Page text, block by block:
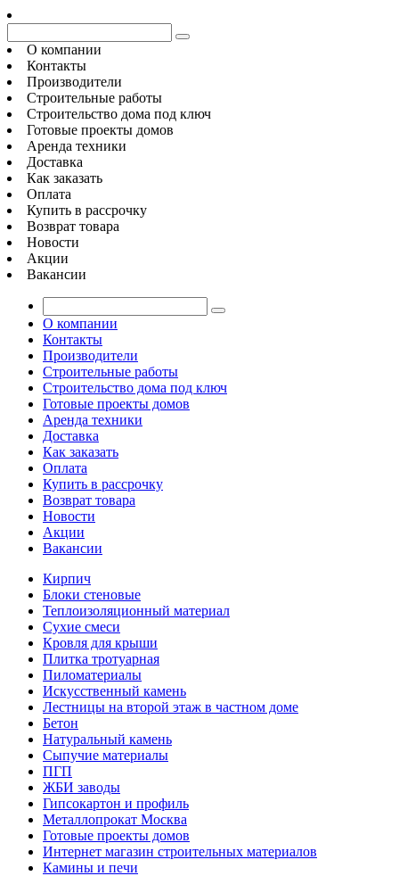
О компании
Контакты
Производители
Строительные работы
Строительство дома под ключ
Готовые проекты домов
Аренда техники
Доставка
Как заказать
Оплата
Купить в рассрочку
Возврат товара
Новости
Акции
Вакансии
О компании
Контакты
Производители
Строительные работы
Строительство дома под ключ
Готовые проекты домов
Аренда техники
Доставка
Как заказать
Оплата
Купить в рассрочку
Возврат товара
Новости
Акции
Вакансии
Кирпич
Блоки стеновые
Теплоизоляционный материал
Сухие смеси
Кровля для крыши
Плитка тротуарная
Пиломатериалы
Искусственный камень
Лестницы на второй этаж в частном доме
Бетон
Натуральный камень
Сыпучие материалы
ПГП
ЖБИ заводы
Гипсокартон и профиль
Металлопрокат Москва
Готовые проекты домов
Интернет магазин строительных материалов
Камины и печи